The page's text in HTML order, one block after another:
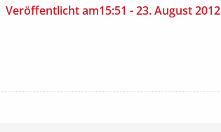
Veröffentlicht am15:51 - 23. August 2012